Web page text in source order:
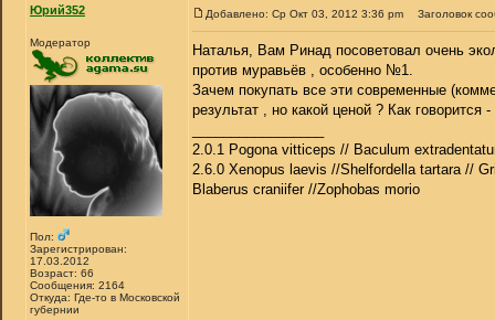
Юрий352
Модератор
Пол:
Зарегистрирован:
17.03.2012
Возраст: 66
Сообщения: 2164
Откуда: Где-то в Московской
губернии
Добавлено: Ср Окт 03, 2012 3:36 pm Заголовок
Наталья, Вам Ринад посоветовал очень
против муравьёв , особенно №1.
Зачем покупать все эти современные
результат , но какой ценой ? Как
2.0.1 Pogona vitticeps // Baculum
2.6.0 Xenopus laevis //Shelfordella tartara //
Blaberus craniifer //Zophobas morio